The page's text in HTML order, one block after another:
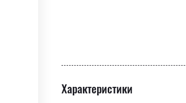
gallery
Характеристики